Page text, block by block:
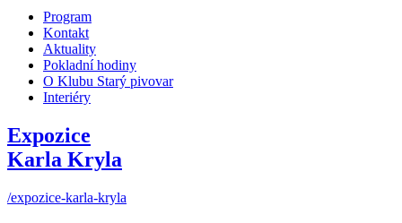
Program
Kontakt
Aktuality
Pokladní hodiny
O Klubu Starý pivovar
Interiéry
Expozice
Karla Kryla
/expozice-karla-kryla